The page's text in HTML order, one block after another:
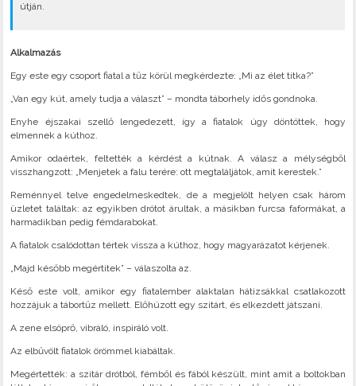
útján.
Alkalmazás
Egy este egy csoport fiatal a tűz körül megkérdezte: „Mi az élet titka?”
„Van egy kút, amely tudja a választ” – mondta táborhely idős gondnoka.
Enyhe éjszakai szellő lengedezett, így a fiatalok úgy döntöttek, hogy
elmennek a kúthoz.
Amikor odaértek, feltették a kérdést a kútnak. A válasz a mélységből
visszhangzott: „Menjetek a falu terére: ott megtaláljátok, amit kerestek.”
Reménnyel telve engedelmeskedtek, de a megjelölt helyen csak három
üzletet találtak: az egyikben drótot árultak, a másikban furcsa faformákat, a
harmadikban pedig fémdarabokat.
A fiatalok csalódottan tértek vissza a kúthoz, hogy magyarázatot kérjenek.
„Majd később megértitek” – válaszolta az.
Késő este volt, amikor egy fiatalember alaktalan hátizsákkal csatlakozott
hozzájuk a tábortűz mellett. Előhúzott egy szitárt, és elkezdett játszani.
A zene elsöprő, vibráló, inspiráló volt.
Az elbűvölt fiatalok örömmel kiabáltak.
Megértették: a szitár drótból, fémből és fából készült, mint amit a boltokban